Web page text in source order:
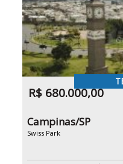
R$ 680.000,00
Campinas/SP
Swiss Park